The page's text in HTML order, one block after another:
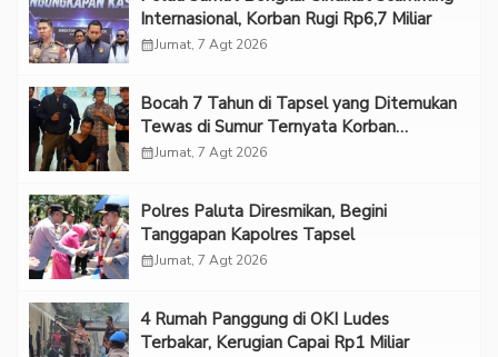
Internasional, Korban Rugi Rp6,7 Miliar
calendar_monthJumat, 7 Agt 2026
Bocah 7 Tahun di Tapsel yang Ditemukan
Tewas di Sumur Ternyata Korban
Kekerasan Seksual
calendar_monthJumat, 7 Agt 2026
Polres Paluta Diresmikan, Begini
Tanggapan Kapolres Tapsel
calendar_monthJumat, 7 Agt 2026
‎4 Rumah Panggung di OKI Ludes
Terbakar, Kerugian Capai Rp1 Miliar